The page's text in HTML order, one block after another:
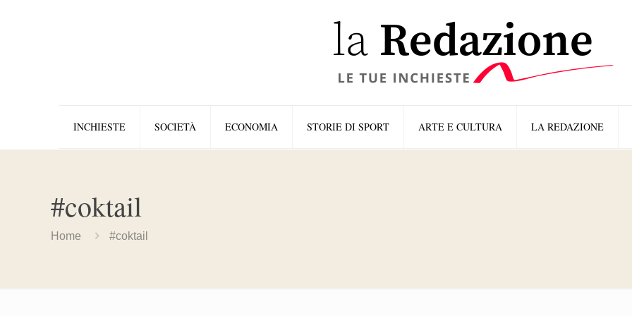
INCHIESTE SOCIETÀ ECONOMIA STORIE DI SPORT ARTE E CULTURA LA REDAZIONE
#coktail
Home #coktail